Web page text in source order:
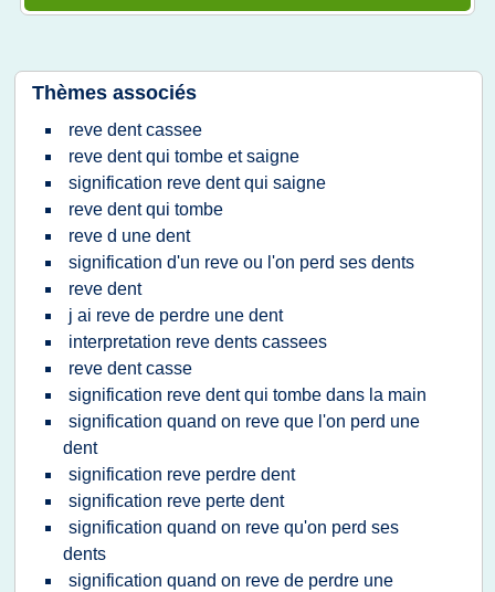
Thèmes associés
reve dent cassee
reve dent qui tombe et saigne
signification reve dent qui saigne
reve dent qui tombe
reve d une dent
signification d'un reve ou l'on perd ses dents
reve dent
j ai reve de perdre une dent
interpretation reve dents cassees
reve dent casse
signification reve dent qui tombe dans la main
signification quand on reve que l'on perd une
dent
signification reve perdre dent
signification reve perte dent
signification quand on reve qu'on perd ses
dents
signification quand on reve de perdre une